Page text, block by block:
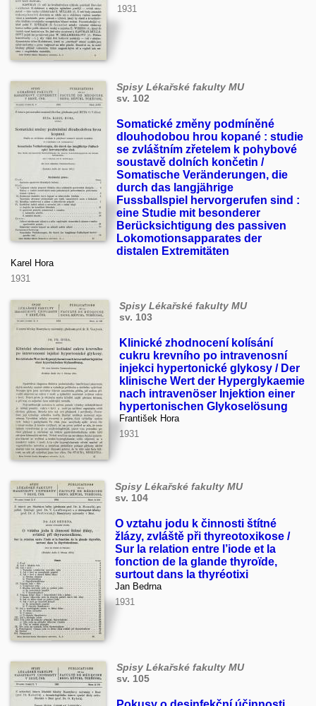
1931
Spisy Lékařské fakulty MU
sv. 102
Somatické změny podmíněné
dlouhodobou hrou kopané : studie
se zvláštním zřetelem k pohybové
soustavě dolních končetin /
Somatische Veränderungen, die
durch das langjährige
Fussballspiel hervorgerufen sind :
eine Studie mit besonderer
Berücksichtigung des passiven
Lokomotionsapparates der
distalen Extremitäten
Karel Hora
1931
Spisy Lékařské fakulty MU
sv. 103
Klinické zhodnocení kolísání
cukru krevního po intravenosní
injekci hypertonické glykosy / Der
klinische Wert der Hyperglykaemie
nach intravenöser Injektion einer
hypertonischen Glykoselösung
František Hora
1931
Spisy Lékařské fakulty MU
sv. 104
O vztahu jodu k činnosti štítné
žlázy, zvláště při thyreotoxikose /
Sur la relation entre l’iode et la
fonction de la glande thyroïde,
surtout dans la thyréotixi
Jan Bedrna
1931
Spisy Lékařské fakulty MU
sv. 105